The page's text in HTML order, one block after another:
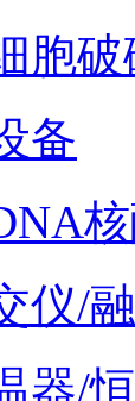
胞破
备
仪/
器/